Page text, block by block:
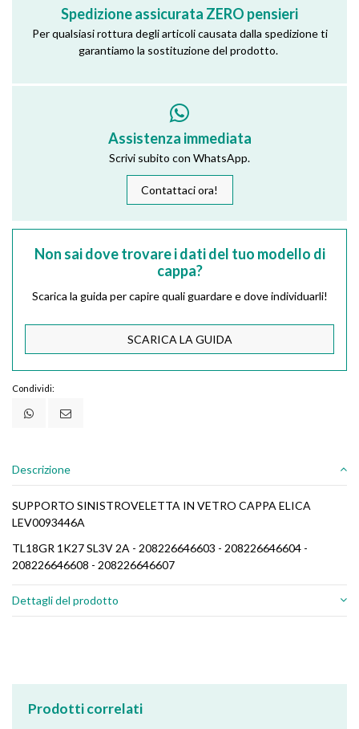
Spedizione assicurata ZERO pensieri
Per qualsiasi rottura degli articoli causata dalla spedizione ti
garantiamo la sostituzione del prodotto.
Assistenza immediata
Scrivi subito con WhatsApp.
Contattaci ora!
Non sai dove trovare i dati del tuo modello di
cappa?
Scarica la guida per capire quali guardare e dove individuarli!
SCARICA LA GUIDA
Condividi:
Descrizione
SUPPORTO SINISTROVELETTA IN VETRO CAPPA ELICA
LEV0093446A
TL18GR 1K27 SL3V 2A - 208226646603 - 208226646604 -
208226646608 - 208226646607
Dettagli del prodotto
Prodotti correlati